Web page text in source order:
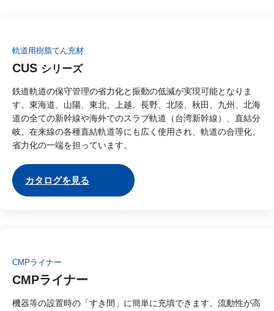
軌道用樹脂てん充材
CUS シリーズ
鉄道軌道の保守管理の省力化と振動の低減が実現可能となりま
す。東海道、山陽、東北、上越、長野、北陸、秋田、九州、北海
道の全ての新幹線や海外でのスラブ軌道（台湾新幹線）、直結分
岐、在来線の各種直結軌道等にも広く使用され、軌道の合理化、
省力化の一端を担っています。
カタログを見る
CMPライナー
CMPライナー
機器等の設置時の「すき間」に簡単に充填できます。流動性が高